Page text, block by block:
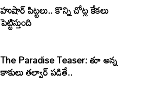
హుషార్‌ పిట్టలు.. కొన్ని చోట్ల కేకలు
పెట్టిస్తుంది
The Paradise Teaser: తూ అన్న
కాకులు తల్వార్ పడితే..